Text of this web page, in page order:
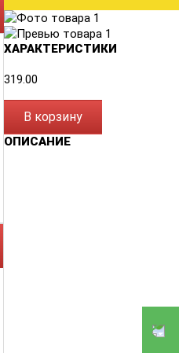
ХАРАКТЕРИСТИКИ
319.00
В корзину
ОПИСАНИЕ